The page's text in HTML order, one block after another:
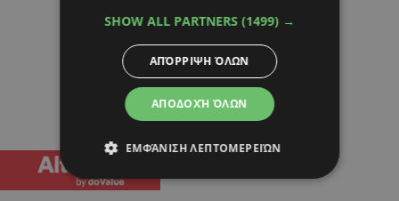
SHOW ALL PARTNERS (1499) →
ΑΠΟΔΟΧΉ ΌΛΩΝ
ΑΠΌΡΡΙΨΗ ΌΛΩΝ
ΕΜΦΆΝΙΣΗ ΛΕΠΤΟΜΕΡΕΙΏΝ